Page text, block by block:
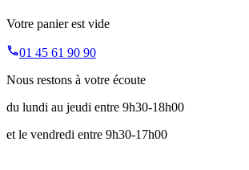
Votre panier est vide
01 45 61 90 90
Nous restons à votre écoute
du lundi au jeudi entre 9h30-18h00
et le vendredi entre 9h30-17h00